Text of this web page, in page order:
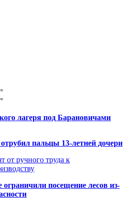
лагеря под Барановичами
пальцы 13-летней дочери
от ручного труда к
посещение лесов из-